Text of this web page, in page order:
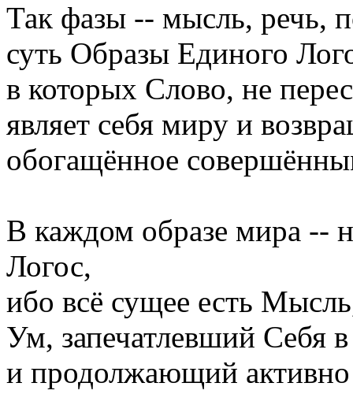
Так фазы -- мысль, речь,
суть Образы Единого
в которых Слово, не
являет себя миру и
обогащённое
В каждом образе мира --
Логос,
ибо всё сущее есть
Ум, запечатлевший Себя
и продолжающий